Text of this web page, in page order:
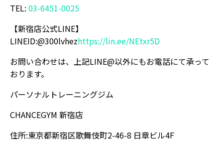
TEL: 03-6451-0025
【新宿店公式LINE】
LINEID:@300lvhezhttps://lin.ee/NEtxr5D
お問い合わせは、上記LINE@以外にもお電話にて承って
おります。
パーソナルトレーニングジム
CHANCEGYM 新宿店
住所:東京都新宿区歌舞伎町2-46-8 日章ビル4F